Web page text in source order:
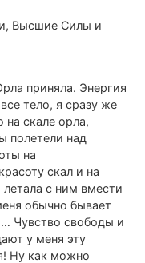
Высшие Силы и
приняла. Энергия
тело, я сразу же
на скале орла,
полетели над
на
скал и на
с ним вмести
обычно бывает
Чувство свободы и
у меня эту
Ну как можно